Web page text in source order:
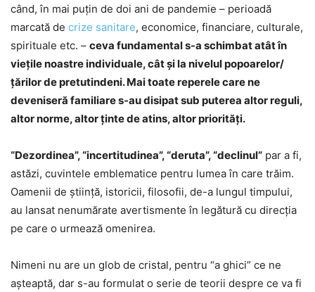
când, în mai puţin de doi ani de pandemie – perioadă
marcată de crize sanitare, economice, financiare, culturale,
spirituale etc. – ceva fundamental s-a schimbat atât în
vieţile noastre individuale, cât şi la nivelul popoarelor/
ţărilor de pretutindeni. Mai toate reperele care ne
deveniseră familiare s-au disipat sub puterea altor reguli,
altor norme, altor ţinte de atins, altor priorităţi.
“Dezordinea”, “incertitudinea”, “deruta”, “declinul” par a fi,
astăzi, cuvintele emblematice pentru lumea în care trăim.
Oamenii de ştiinţă, istoricii, filosofii, de-a lungul timpului,
au lansat nenumărate avertismente în legătură cu direcţia
pe care o urmează omenirea.
Nimeni nu are un glob de cristal, pentru “a ghici” ce ne
aşteaptă, dar s-au formulat o serie de teorii despre ce va fi